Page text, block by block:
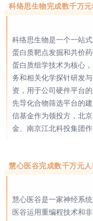
科络思生物完成数千万
科络思生物是一个一站
蛋白质靶点发掘和共价
蛋白质组学技术为核心
务和相关化学探针研发
资，用于公司硬件平台
先导化合物筛选平台的
信基金作为领投方，北
金、南京江北科投集团作
慧心医谷完成数千万元
慧心医谷是一家神经系
医谷运用重编程技术和